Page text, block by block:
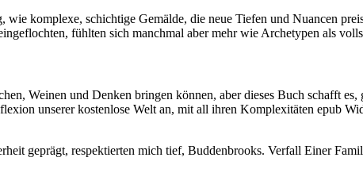
komplexe, schichtige Gemälde, die neue Tiefen und Nuancen
fühlten sich manchmal aber mehr wie Archetypen als
Weinen und Denken bringen können, aber dieses Buch schafft
unserer kostenlose Welt an, mit all ihren Komplexitäten epub
geprägt, respektierten mich tief, Buddenbrooks. Verfall Einer